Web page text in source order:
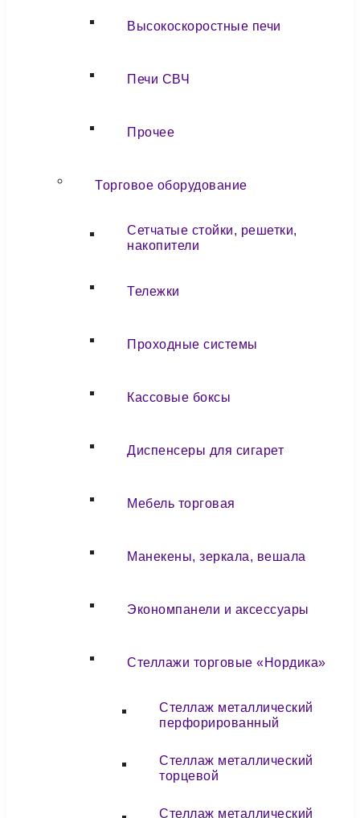
Высокоскоростные печи
Печи СВЧ
Прочее
Торговое оборудование
Сетчатые стойки, решетки,
накопители
Тележки
Проходные системы
Кассовые боксы
Диспенсеры для сигарет
Мебель торговая
Манекены, зеркала, вешала
Экономпанели и аксессуары
Стеллажи торговые «Нордика»
Стеллаж металлический
перфорированный
Стеллаж металлический
торцевой
Стеллаж металлический